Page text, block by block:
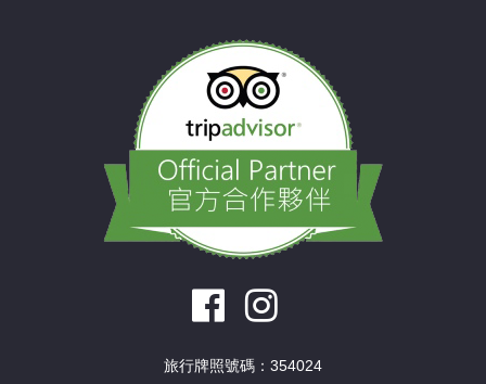
旅行牌照號碼：354024